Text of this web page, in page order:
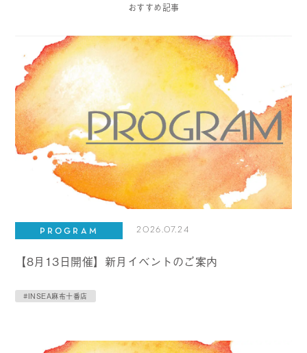
おすすめ記事
PROGRAM 2026.07.24
【8月13日開催】新月イベントのご案内
#INSEA麻布十番店